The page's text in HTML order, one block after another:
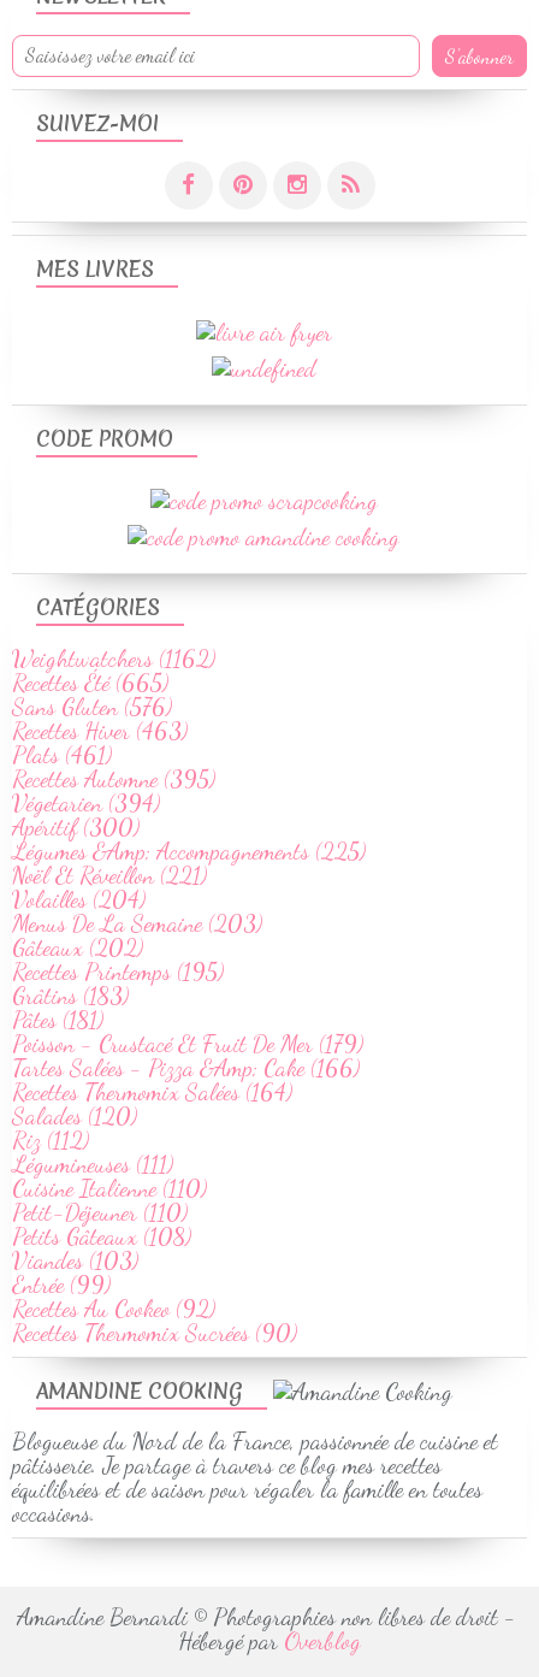
SUIVEZ-MOI
AMANDINE COOKING
Blogueuse du Nord de la France, passionnée de cuisine et
pâtisserie. Je partage à travers ce blog mes recettes
équilibrées et de saison pour régaler la famille en toutes
occasions.
CATÉGORIES
Weightwatchers (1162)
Recettes Été (665)
Sans Gluten (576)
Recettes Hiver (463)
Plats (461)
Recettes Automne (395)
Végetarien (394)
Apéritif (300)
Légumes &Amp; Accompagnements (225)
Noël Et Réveillon (221)
Volailles (204)
Menus De La Semaine (203)
Gâteaux (202)
Recettes Printemps (195)
Grâtins (183)
Pâtes (181)
Poisson - Crustacé Et Fruit De Mer (179)
Tartes Salées - Pizza &Amp; Cake (166)
Recettes Thermomix Salées (164)
Salades (120)
Riz (112)
Légumineuses (111)
Cuisine Italienne (110)
Petit-Déjeuner (110)
Petits Gâteaux (108)
Viandes (103)
Entrée (99)
Recettes Au Cookeo (92)
Recettes Thermomix Sucrées (90)
MES LIVRES
CODE PROMO
Amandine Bernardi © Photographies non libres de droit -
Hébergé par Overblog